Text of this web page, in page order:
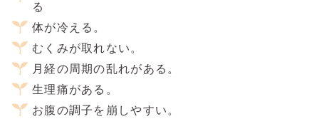
る
体が冷える。
むくみが取れない。
月経の周期の乱れがある。
生理痛がある。
お腹の調子を崩しやすい。